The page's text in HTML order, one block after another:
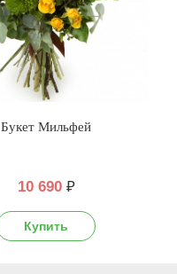
Букет Мильфей
10 690 ₽